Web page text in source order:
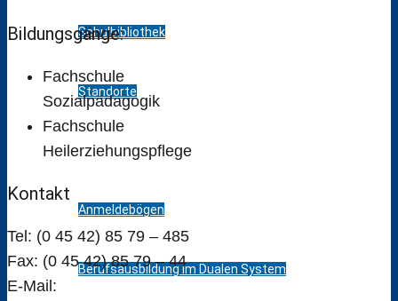
Schulbibliothek
Standorte
Bildungsangebot
Anmeldebögen
Berufsausbildung im Dualen System
Bildungsgänge:
Fachschule
Sozialpädagogik
Fachschule
Heilerziehungspflege
Kontakt
Tel: (0 45 42) 85 79 – 485
Fax: (0 45 42) 85 79 – 44
E-Mail: